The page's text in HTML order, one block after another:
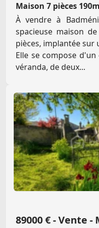
Maison 7 pièces
À vendre à
spacieuse maison
pièces, implantée sur
Elle se compose
véranda, de deux...
89000 € - Vente